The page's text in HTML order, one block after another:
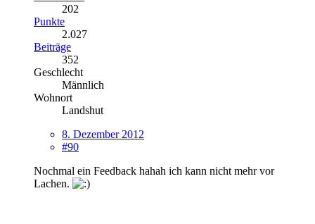
202
Punkte
2.027
Beiträge
352
Geschlecht
Männlich
Wohnort
Landshut
8. Dezember 2012
#90
Nochmal ein Feedback hahah ich kann nicht mehr vor
Lachen.